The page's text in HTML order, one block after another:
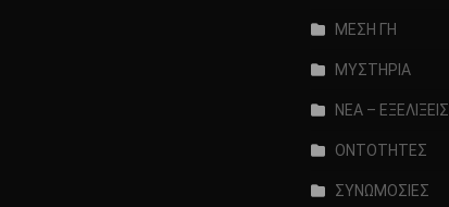
ΜΕΣΗ ΓΗ
ΜΥΣΤΗΡΙΑ
ΝΕΑ – ΕΞΕΛΙΞΕΙΣ
ΟΝΤΟΤΗΤΕΣ
ΣΥΝΩΜΟΣΙΕΣ